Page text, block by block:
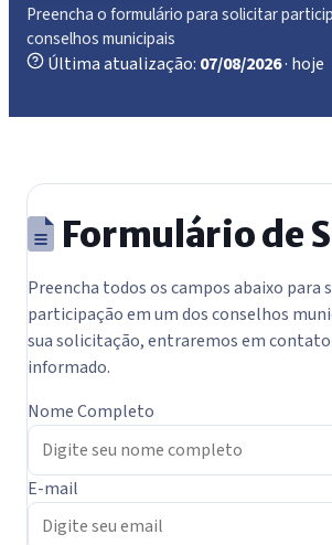
Preencha o formulário para solicitar
conselhos municipais
Última atualização: 07/08/2026· hoje
Formulário de
Preencha todos os campos abaixo para
participação em um dos conselhos
sua solicitação, entraremos em
informado.
Nome Completo
E-mail